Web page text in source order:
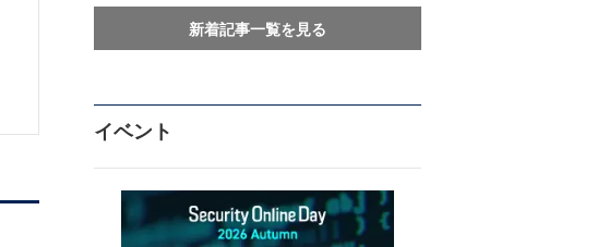
新着記事一覧を見る
イベント